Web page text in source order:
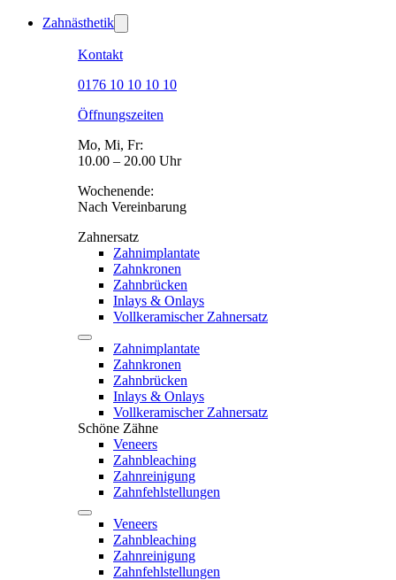
Zahnästhetik
Kontakt
0176 10 10 10 10
Öffnungszeiten
Mo, Mi, Fr:
10.00 – 20.00 Uhr
Wochenende:
Nach Vereinbarung
Zahnersatz
Zahnimplantate
Zahnkronen
Zahnbrücken
Inlays & Onlays
Vollkeramischer Zahnersatz
Zahnimplantate
Zahnkronen
Zahnbrücken
Inlays & Onlays
Vollkeramischer Zahnersatz
Schöne Zähne
Veneers
Zahnbleaching
Zahnreinigung
Zahnfehlstellungen
Veneers
Zahnbleaching
Zahnreinigung
Zahnfehlstellungen